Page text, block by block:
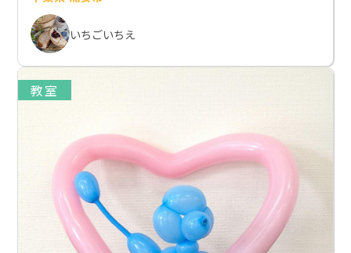
いちごいちえ
教室